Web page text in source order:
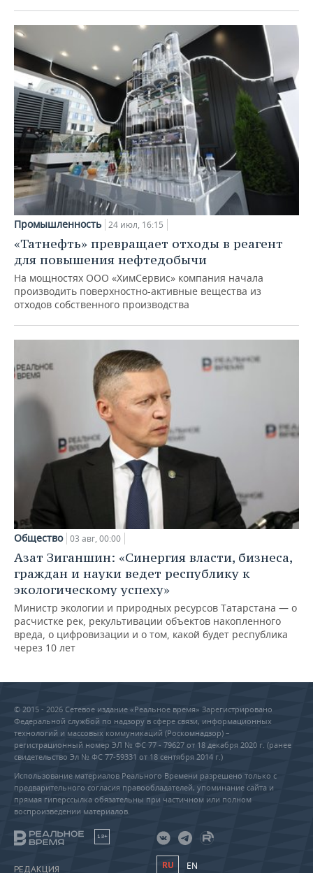
Промышленность 24 июл, 16:15
«Татнефть» превращает отходы в реагент
для повышения нефтедобычи
На мощностях ООО «ХимСервис» компания начала
производить поверхностно-активные вещества из
отходов собственного производства
Общество 03 авг, 00:00
Азат Зиганшин: «Синергия власти, бизнеса,
граждан и науки ведет республику к
экологическому успеху»
Министр экологии и природных ресурсов Татарстана — о
расчистке рек, рекультивации объектов накопленного
вреда, о цифровизации и о том, какой будет республика
через 10 лет
© 2015 - 2026 Сетевое издание «Реальное время» Зарегистрировано
Федеральной службой по надзору в сфере связи, информационных
технологий и массовых коммуникаций (Роскомнадзор) –
регистрационный номер ЭЛ № ФС 77 - 79627 от 18 декабря 2020 г. (ранее
свидетельство Эл № ФС 77-59331 от 18 сентября 2014 г.)
Использование материалов Реального Времени разрешено только с
предварительного согласия правообладателей, упоминание сайта и
прямая гиперссылка обязательны при частичном или полном
воспроизведении материалов.
18+
РЕДАКЦИЯ RU EN